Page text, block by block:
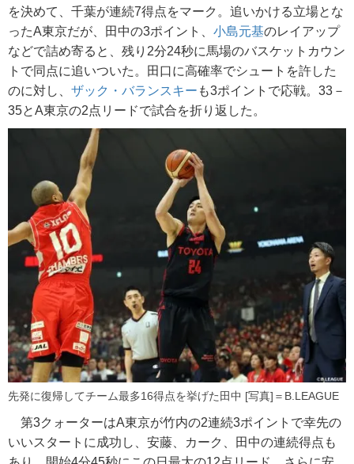
を決めて、千葉が連続7得点をマーク。追いかける立場とな
ったA東京だが、田中の3ポイント、 小島元基のレイアップ
などで詰め寄ると、残り2分24秒に馬場のバスケットカウン
トで同点に追いついた。田口に高確率でシュートを許した
のに対し、 ザック・バランスキー も3ポイントで応戦。33－
35とA東京の2点リードで試合を折り返した。
先発に復帰してチーム最多16得点を挙げた田中 [写真]＝B.LEAGUE
第3クォーターはA東京が竹内の2連続3ポイントで幸先の
いいスタートに成功し、安藤、カーク、田中の連続得点も